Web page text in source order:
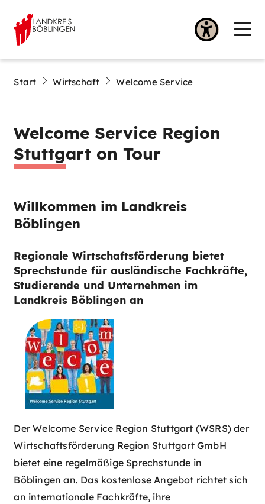
Start Wirtschaft Welcome Service
Welcome Service Region
Stuttgart on Tour
Willkommen im Landkreis
Böblingen
Regionale Wirtschaftsförderung bietet
Sprechstunde für ausländische Fachkräfte,
Studierende und Unternehmen im
Landkreis Böblingen an
Der Welcome Service Region Stuttgart (WSRS) der
Wirtschaftsförderung Region Stuttgart GmbH
bietet eine regelmäßige Sprechstunde in
Böblingen an. Das kostenlose Angebot richtet sich
an internationale Fachkräfte, ihre